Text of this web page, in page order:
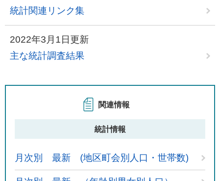
統計関連リンク集
2022年3月1日更新
主な統計調査結果
関連情報
統計情報
月次別 最新 (地区町会別人口・世帯数)